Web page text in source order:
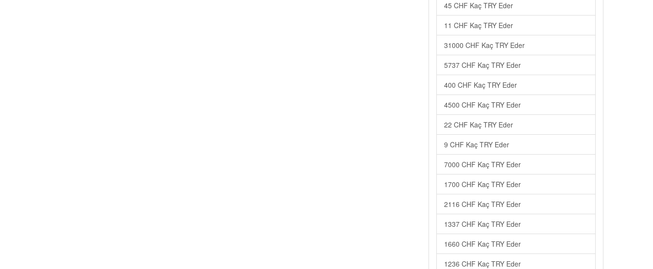
45 CHF Kaç TRY Eder
11 CHF Kaç TRY Eder
31000 CHF Kaç TRY Eder
5737 CHF Kaç TRY Eder
400 CHF Kaç TRY Eder
4500 CHF Kaç TRY Eder
22 CHF Kaç TRY Eder
9 CHF Kaç TRY Eder
7000 CHF Kaç TRY Eder
1700 CHF Kaç TRY Eder
2116 CHF Kaç TRY Eder
1337 CHF Kaç TRY Eder
1660 CHF Kaç TRY Eder
1236 CHF Kaç TRY Eder